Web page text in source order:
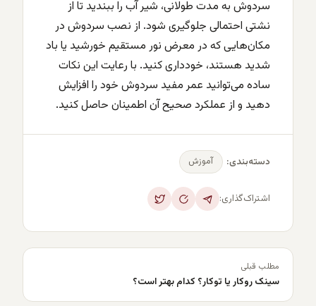
سردوش به مدت طولانی، شیر آب را ببندید تا از
نشتی احتمالی جلوگیری شود. از نصب سردوش در
مکان‌هایی که در معرض نور مستقیم خورشید یا باد
شدید هستند، خودداری کنید. با رعایت این نکات
ساده می‌توانید عمر مفید سردوش خود را افزایش
دهید و از عملکرد صحیح آن اطمینان حاصل کنید.
دسته‌بندی: آموزش
اشتراک‌گذاری:
مطلب قبلی
سینک روکار یا توکار؟ کدام بهتر است؟